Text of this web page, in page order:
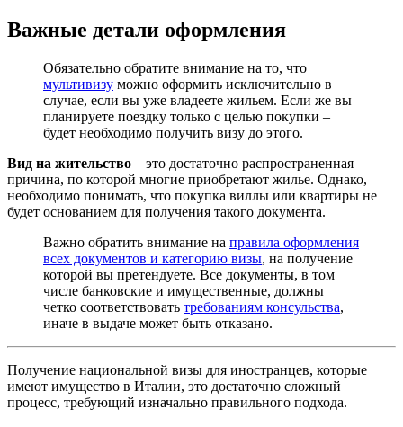
Важные детали оформления
Обязательно обратите внимание на то, что
мультивизу можно оформить исключительно в
случае, если вы уже владеете жильем. Если же вы
планируете поездку только с целью покупки –
будет необходимо получить визу до этого.
Вид на жительство – это достаточно распространенная
причина, по которой многие приобретают жилье. Однако,
необходимо понимать, что покупка виллы или квартиры не
будет основанием для получения такого документа.
Важно обратить внимание на правила оформления
всех документов и категорию визы, на получение
которой вы претендуете. Все документы, в том
числе банковские и имущественные, должны
четко соответствовать требованиям консульства,
иначе в выдаче может быть отказано.
Получение национальной визы для иностранцев, которые
имеют имущество в Италии, это достаточно сложный
процесс, требующий изначально правильного подхода.